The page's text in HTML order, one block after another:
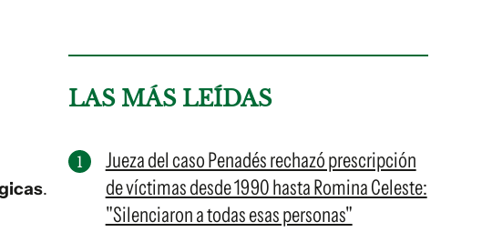
.
LAS MÁS LEÍDAS
Jueza del caso Penadés rechazó prescripción
de víctimas desde 1990 hasta Romina Celeste:
"Silenciaron a todas esas personas"